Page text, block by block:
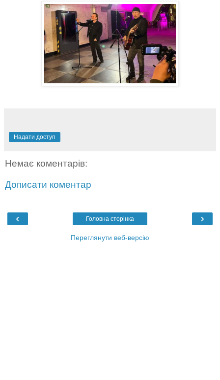
Надати доступ
Немає коментарів:
Дописати коментар
‹ ›
Головна сторінка
Переглянути веб-версію